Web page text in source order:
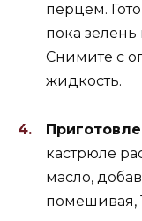
перцем.
пока
Снимите с
жидкость.
кастрюле
масло,
помешивая,